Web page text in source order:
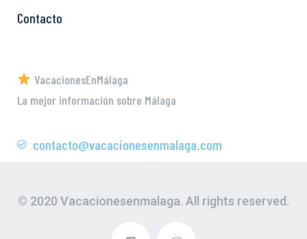
Contacto
VacacionesEnMálaga
La mejor información sobre Málaga
contacto@vacacionesenmalaga.com
© 2020 Vacacionesenmalaga. All rights reserved.